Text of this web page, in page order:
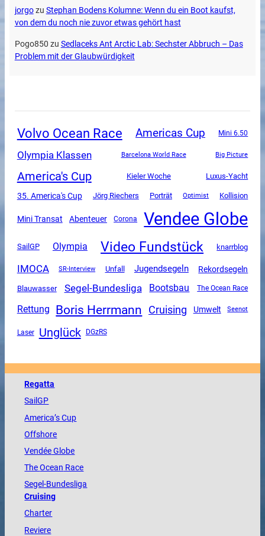
jorgozu Stephan Bodens Kolumne: Wenn du ein Boot kaufst,
von dem du noch nie zuvor etwas gehört hast
Pogo850 zu Sedlaceks Ant Arctic Lab: Sechster Abbruch – Das
Problem mit der Glaubwürdigkeit
Volvo Ocean Race Americas Cup Mini 6.50
Olympia Klassen Barcelona World Race Big Picture
America's Cup Kieler Woche Luxus-Yacht
35. America's Cup Jörg Riechers Porträt Optimist Kollision
Mini Transat Abenteuer Corona Vendee Globe
SailGP Olympia Video Fundstück knarrblog
IMOCA SR-Interview Unfall Jugendsegeln Rekordsegeln
Blauwasser Segel-Bundesliga Bootsbau The Ocean Race
Rettung Boris Herrmann Cruising Umwelt Seenot
Laser Unglück DGzRS
Regatta
SailGP
America’s Cup
Offshore
VendéeGlobe
TheOcean Race
Segel-Bundesliga
Cruising
Charter
Reviere